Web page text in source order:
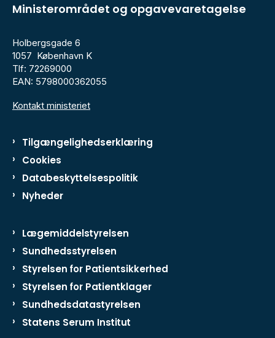
Ministerområdet og opgavevaretagelse
Holbergsgade 6
1057 København K
Tlf: 72269000
EAN: 5798000362055
Kontakt ministeriet
Tilgængelighedserklæring
Cookies
Databeskyttelsespolitik
Nyheder
Lægemiddelstyrelsen
Sundhedsstyrelsen
Styrelsen for Patientsikkerhed
Styrelsen for Patientklager
Sundhedsdatastyrelsen
Statens Serum Institut